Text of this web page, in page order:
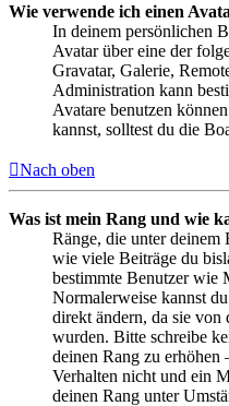
Wie verwende ich einen
In deinem persönlichen
Avatar über eine der
Gravatar, Galerie,
Administration kann
Avatare benutzen
kannst, solltest du die
Nach oben
Was ist mein Rang und wie
Ränge, die unter deinem
wie viele Beiträge du
bestimmte Benutzer wie
Normalerweise kannst
direkt ändern, da sie
wurden. Bitte schreibe
deinen Rang zu
Verhalten nicht und ein
deinen Rang unter